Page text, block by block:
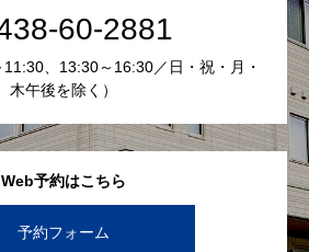
Web予約はこちら
予約フォーム
60-2881
11:30、13:30～16:30／日・祝・月・
木午後を除く）